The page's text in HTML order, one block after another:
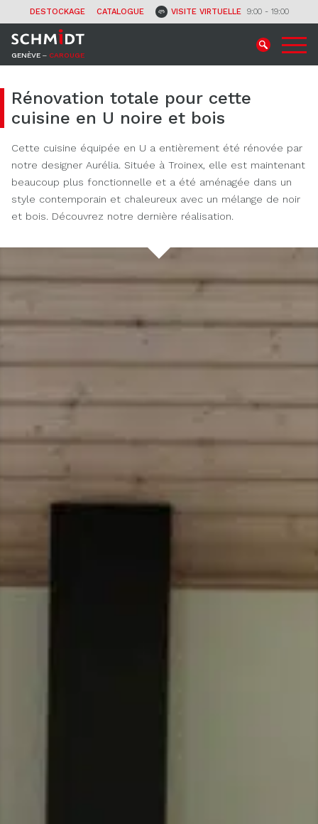
DESTOCKAGE CATALOGUE 9:00 - 19:00
VISITE VIRTUELLE
GENÈVE ‒ CAROUGE
CONTACT
Rénovation totale pour cette
cuisine en U noire et bois
Cette cuisine équipée en U a entièrement été rénovée par
notre designer Aurélia. Située à Troinex, elle est maintenant
beaucoup plus fonctionnelle et a été aménagée dans un
style contemporain et chaleureux avec un mélange de noir
et bois. Découvrez notre dernière réalisation.